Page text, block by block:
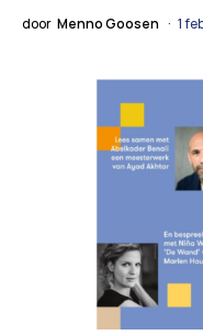
door Menno Goosen 1